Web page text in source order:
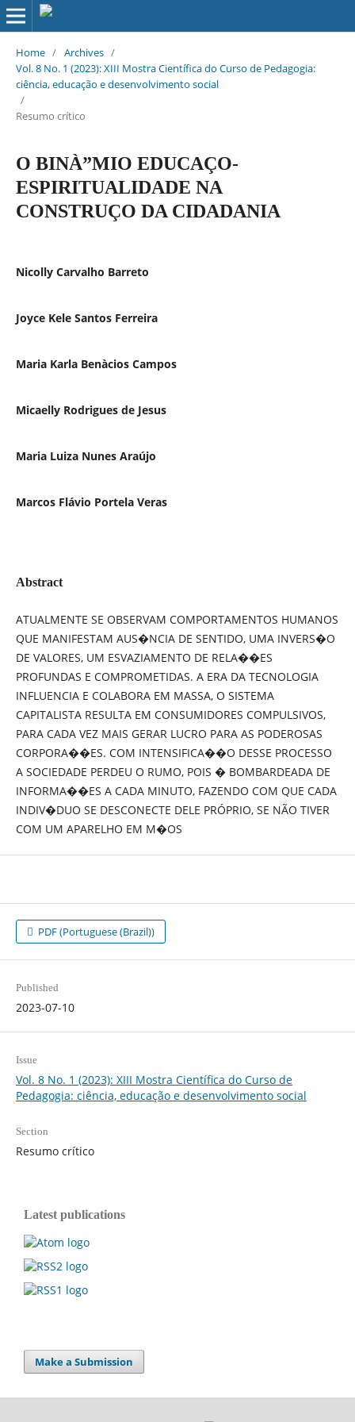
Home / Archives /
Vol. 8 No. 1 (2023): XIII Mostra Científica do Curso de Pedagogia:
ciência, educação e desenvolvimento social
/
Resumo crítico
O BINÀ”MIO EDUCAÇO-
ESPIRITUALIDADE NA
CONSTRUÇO DA CIDADANIA
Nicolly Carvalho Barreto
Joyce Kele Santos Ferreira
Maria Karla Benà­cios Campos
Micaelly Rodrigues de Jesus
Maria Luiza Nunes Araújo
Marcos Flávio Portela Veras
Abstract
ATUALMENTE SE OBSERVAM COMPORTAMENTOS HUMANOS
QUE MANIFESTAM AUS�NCIA DE SENTIDO, UMA INVERS�O
DE VALORES, UM ESVAZIAMENTO DE RELA��ES
PROFUNDAS E COMPROMETIDAS. A ERA DA TECNOLOGIA
INFLUENCIA E COLABORA EM MASSA, O SISTEMA
CAPITALISTA RESULTA EM CONSUMIDORES COMPULSIVOS,
PARA CADA VEZ MAIS GERAR LUCRO PARA AS PODEROSAS
CORPORA��ES. COM INTENSIFICA��O DESSE PROCESSO
A SOCIEDADE PERDEU O RUMO, POIS � BOMBARDEADA DE
INFORMA��ES A CADA MINUTO, FAZENDO COM QUE CADA
INDIV�DUO SE DESCONECTE DELE PRÓPRIO, SE NÃO TIVER
COM UM APARELHO EM M�OS
PDF (Portuguese (Brazil))
Published
2023-07-10
Issue
Vol. 8 No. 1 (2023): XIII Mostra Científica do Curso de
Pedagogia: ciência, educação e desenvolvimento social
Section
Resumo crítico
Latest publications
Make a Submission